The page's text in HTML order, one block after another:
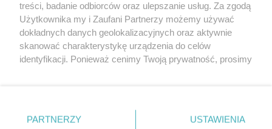
Zapomniałem hasła
Copyright © 2022 Kurier Szczeciński sp. z o.o.
treści, badanie odbiorców oraz ulepszanie usług. Za zgodą
Użytkownika my i Zaufani Partnerzy możemy używać
dokładnych danych geolokalizacyjnych oraz aktywnie
skanować charakterystykę urządzenia do celów
identyfikacji. Ponieważ cenimy Twoją prywatność, prosimy
prywatności znajdujący się w lewym dolnym rogu strony
. Niektóre rodzaje przetwarzania danych nie wymagają
PARTNERZY USTAWIENIA